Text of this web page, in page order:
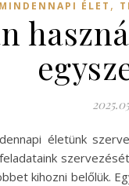
MINDENNAPI ÉLET ,
életünk
kihozni belőlük.